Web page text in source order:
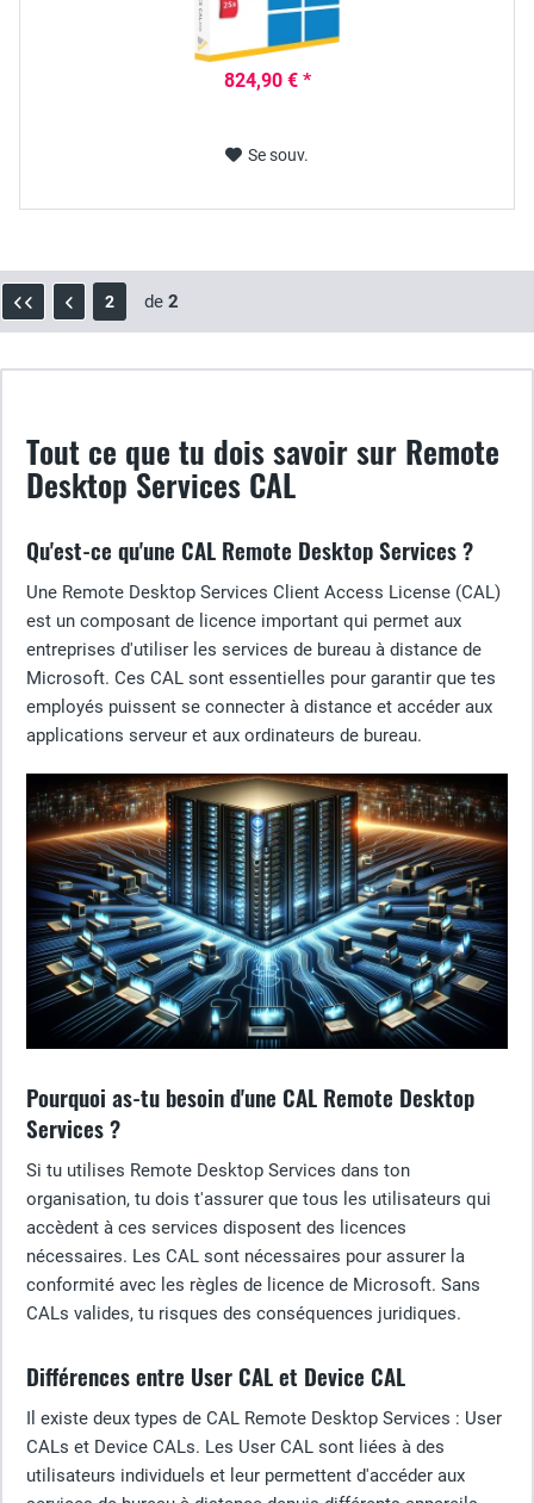
824,90 € *
Se souv.
2 de 2
Tout ce que tu dois savoir sur Remote
Desktop Services CAL
Qu'est-ce qu'une CAL Remote Desktop Services ?
Une Remote Desktop Services Client Access License (CAL)
est un composant de licence important qui permet aux
entreprises d'utiliser les services de bureau à distance de
Microsoft. Ces CAL sont essentielles pour garantir que tes
employés puissent se connecter à distance et accéder aux
applications serveur et aux ordinateurs de bureau.
Pourquoi as-tu besoin d'une CAL Remote Desktop
Services ?
Si tu utilises Remote Desktop Services dans ton
organisation, tu dois t'assurer que tous les utilisateurs qui
accèdent à ces services disposent des licences
nécessaires. Les CAL sont nécessaires pour assurer la
conformité avec les règles de licence de Microsoft. Sans
CALs valides, tu risques des conséquences juridiques.
Différences entre User CAL et Device CAL
Il existe deux types de CAL Remote Desktop Services : User
CALs et Device CALs. Les User CAL sont liées à des
utilisateurs individuels et leur permettent d'accéder aux